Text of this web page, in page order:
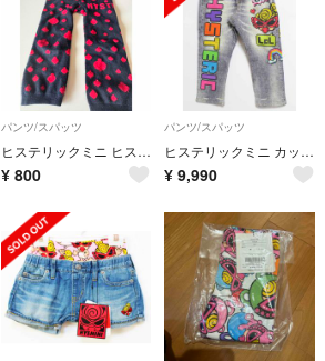
パンツ/スパッツ
ヒステリックミニ ヒスミニ スパッツ タイツ
¥ 800
パンツ/スパッツ
ヒステリックミニ カットソーパンツ 105cm キッズ 男児 女児 インディゴ【新品 未使用品】【新入荷!】‡
¥ 9,990